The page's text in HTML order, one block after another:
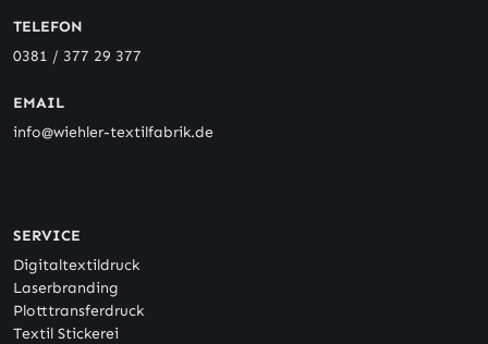
TELEFON
0381 / 377 29 377
EMAIL
info@wiehler-textilfabrik.de
SERVICE
Digitaltextildruck
Laserbranding
Plotttransferdruck
Textil Stickerei